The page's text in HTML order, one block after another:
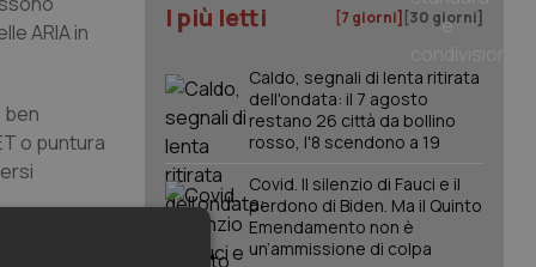
ARIA in
ben
o puntura
I più letti [7 giorni] [30 giorni]
Caldo, segnali di lenta ritirata
dell'ondata: il 7 agosto
restano 26 città da bollino
rosso, l'8 scendono a 19
Covid. Il silenzio di Fauci e il
perdono di Biden. Ma il Quinto
Emendamento non è
un’ammissione di colpa